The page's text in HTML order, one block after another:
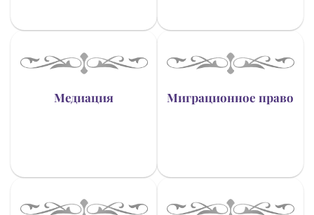
Медиация Миграционное право